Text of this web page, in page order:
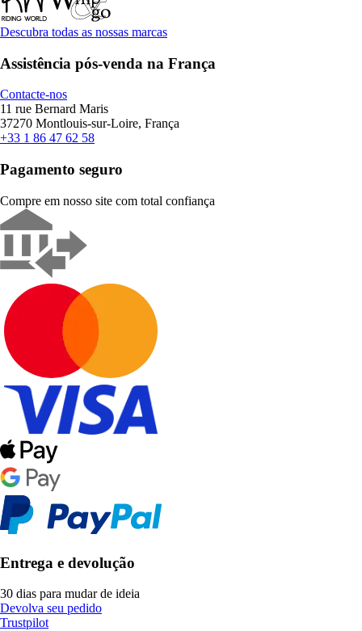
Descubra todas as nossas marcas
Assistência pós-venda na França
Contacte-nos
11 rue Bernard Maris
37270 Montlouis-sur-Loire, França
+33 1 86 47 62 58
Pagamento seguro
Compre em nosso site com total confiança
Entrega e devolução
30 dias para mudar de ideia
Devolva seu pedido
Trustpilot